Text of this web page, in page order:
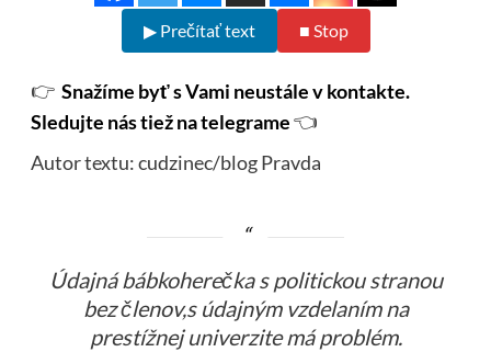
▶ Prečítať text ■ Stop
👉 Snažíme byť s Vami neustále v kontakte.
Sledujte nás tiež na telegrame👈
Autor textu: cudzinec/blog Pravda
Údajná bábkoherečka s politickou stranou
bez členov,s údajným vzdelaním na
prestížnej univerzite má problém.